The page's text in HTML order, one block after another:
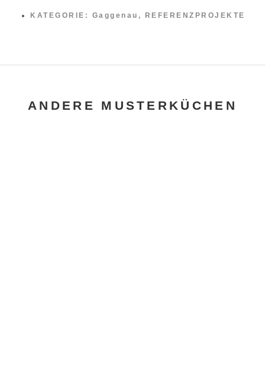
KATEGORIE: Gaggenau , REFERENZPROJEKTE
ANDERE MUSTERKÜCHEN